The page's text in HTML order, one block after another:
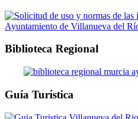
Biblioteca Regional
Guía Turística